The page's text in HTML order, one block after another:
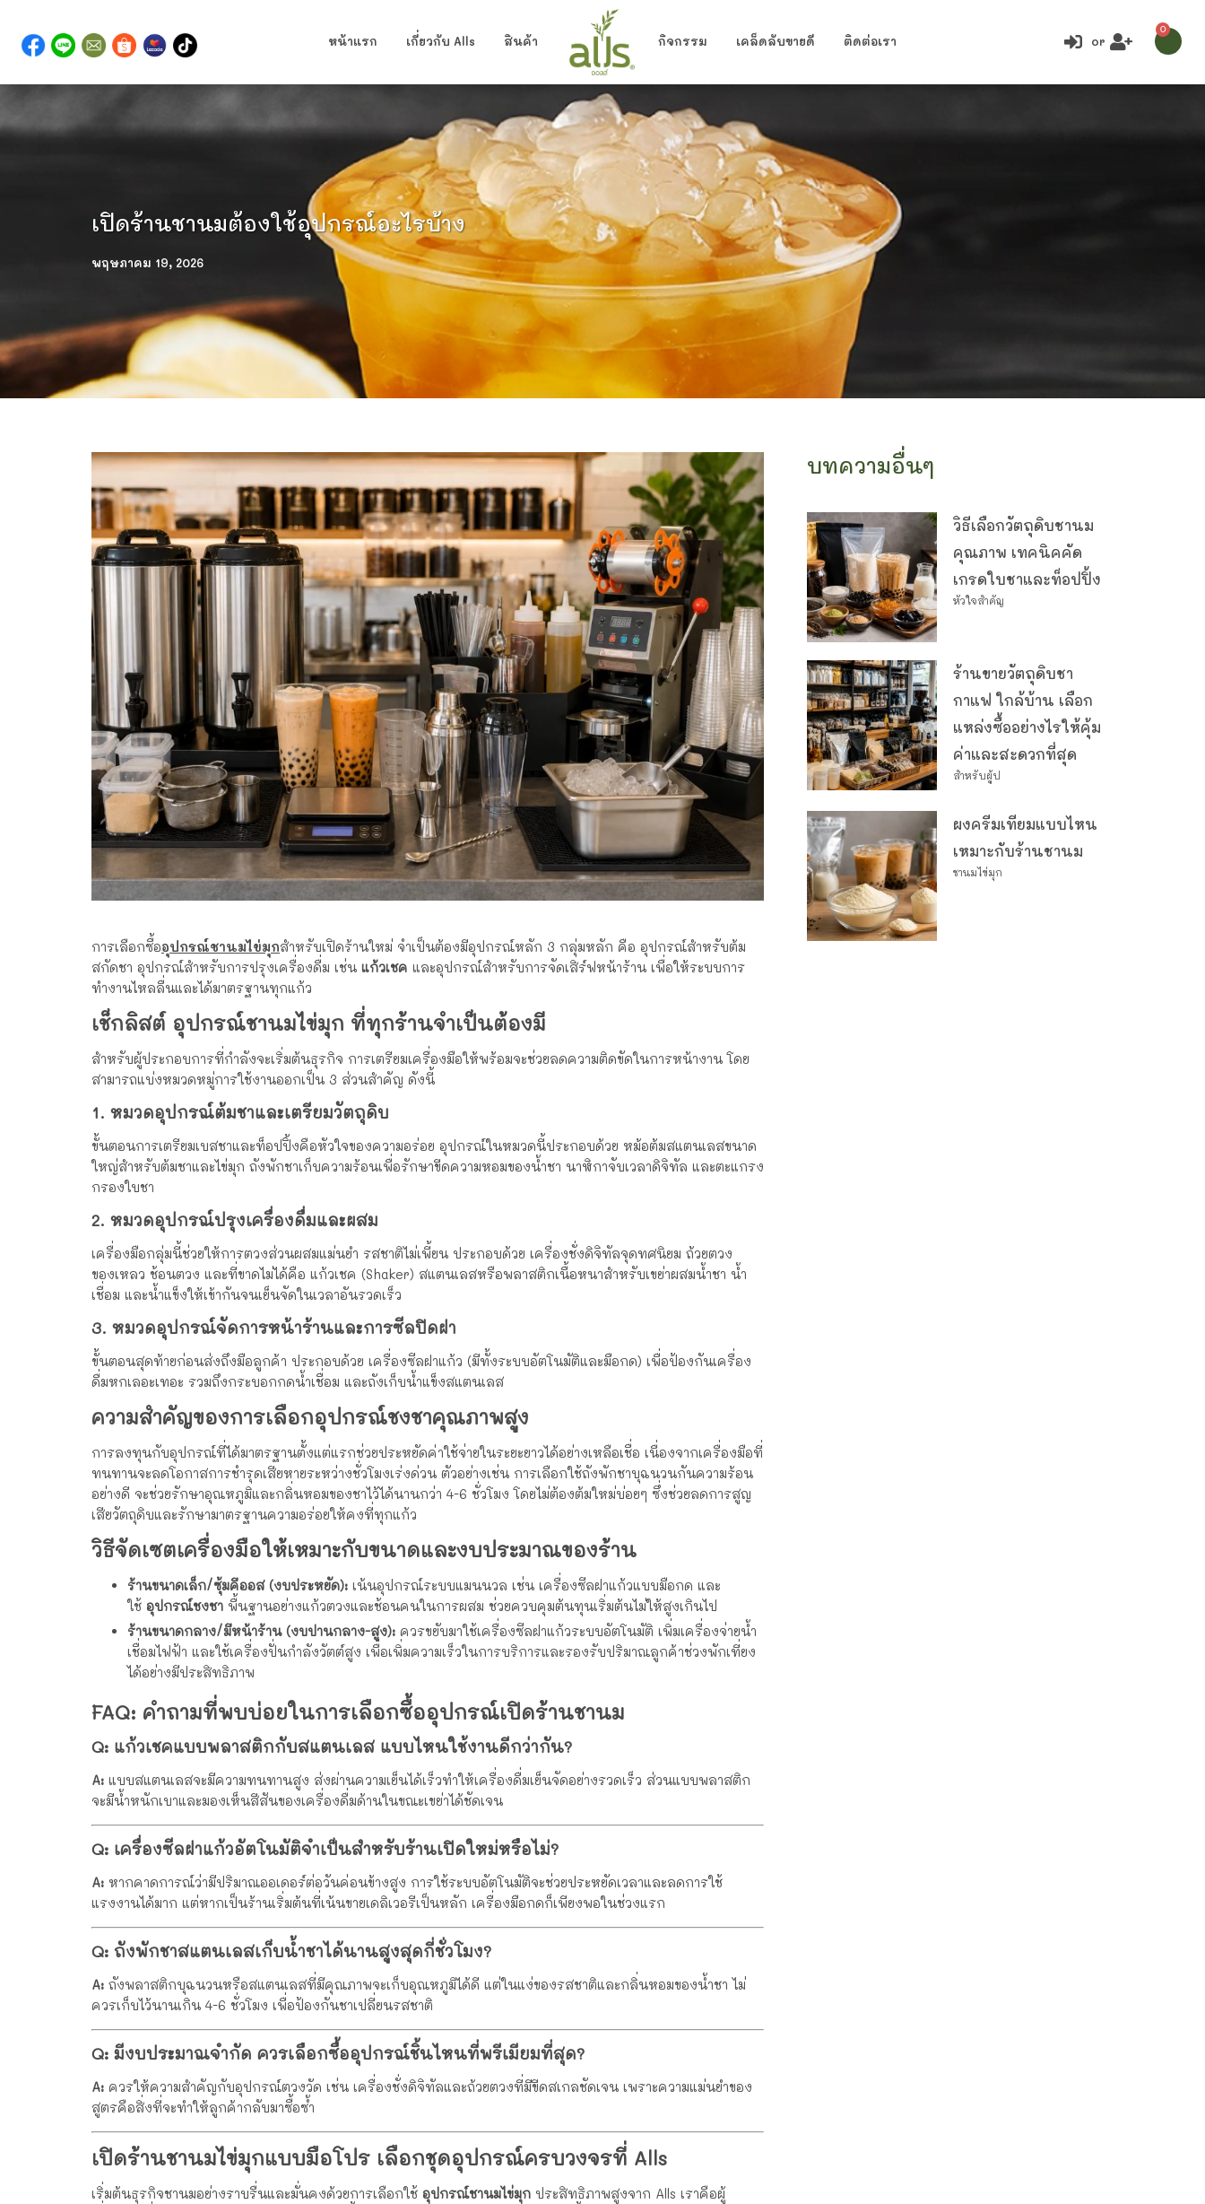
หน้าแรก เกี่ยวกับ Alls สินค้า กิจกรรม เคล็ดลับขายดี ติดต่อเรา or
0
เปิดร้านชานมต้องใช้อุปกรณ์อะไรบ้าง
พฤษภาคม 19, 2026
การเลือกซื้ออุปกรณ์ชานมไข่มุกสำหรับเปิดร้านใหม่ จำเป็นต้องมีอุปกรณ์หลัก 3 กลุ่มหลัก คือ อุปกรณ์สำหรับต้ม
สกัดชา อุปกรณ์สำหรับการปรุงเครื่องดื่ม เช่น แก้วเชค และอุปกรณ์สำหรับการจัดเสิร์ฟหน้าร้าน เพื่อให้ระบบการ
ทำงานไหลลื่นและได้มาตรฐานทุกแก้ว
เช็กลิสต์ อุปกรณ์ชานมไข่มุก ที่ทุกร้านจำเป็นต้องมี
สำหรับผู้ประกอบการที่กำลังจะเริ่มต้นธุรกิจ การเตรียมเครื่องมือให้พร้อมจะช่วยลดความติดขัดในการหน้างาน โดย
สามารถแบ่งหมวดหมู่การใช้งานออกเป็น 3 ส่วนสำคัญ ดังนี้
1. หมวดอุปกรณ์ต้มชาและเตรียมวัตถุดิบ
ขั้นตอนการเตรียมเบสชาและท็อปปิ้งคือหัวใจของความอร่อย อุปกรณ์ในหมวดนี้ประกอบด้วย หม้อต้มสแตนเลสขนาด
ใหญ่สำหรับต้มชาและไข่มุก ถังพักชาเก็บความร้อนเพื่อรักษาขีดความหอมของน้ำชา นาฬิกาจับเวลาดิจิทัล และตะแกรง
กรองใบชา
2. หมวดอุปกรณ์ปรุงเครื่องดื่มและผสม
เครื่องมือกลุ่มนี้ช่วยให้การตวงส่วนผสมแม่นยำ รสชาติไม่เพี้ยน ประกอบด้วย เครื่องชั่งดิจิทัลจุดทศนิยม ถ้วยตวง
ของเหลว ช้อนตวง และที่ขาดไม่ได้คือ แก้วเชค (Shaker) สแตนเลสหรือพลาสติกเนื้อหนาสำหรับเขย่าผสมน้ำชา น้ำ
เชื่อม และน้ำแข็งให้เข้ากันจนเย็นจัดในเวลาอันรวดเร็ว
3. หมวดอุปกรณ์จัดการหน้าร้านและการซีลปิดฝา
ขั้นตอนสุดท้ายก่อนส่งถึงมือลูกค้า ประกอบด้วย เครื่องซีลฝาแก้ว (มีทั้งระบบอัตโนมัติและมือกด) เพื่อป้องกันเครื่อง
ดื่มหกเลอะเทอะ รวมถึงกระบอกกดน้ำเชื่อม และถังเก็บน้ำแข็งสแตนเลส
ความสำคัญของการเลือกอุปกรณ์ชงชาคุณภาพสูง
การลงทุนกับอุปกรณ์ที่ได้มาตรฐานตั้งแต่แรกช่วยประหยัดค่าใช้จ่ายในระยะยาวได้อย่างเหลือเชื่อ เนื่องจากเครื่องมือที่
ทนทานจะลดโอกาสการชำรุดเสียหายระหว่างชั่วโมงเร่งด่วน ตัวอย่างเช่น การเลือกใช้ถังพักชาบุฉนวนกันความร้อน
อย่างดี จะช่วยรักษาอุณหภูมิและกลิ่นหอมของชาไว้ได้นานกว่า 4-6 ชั่วโมง โดยไม่ต้องต้มใหม่บ่อยๆ ซึ่งช่วยลดการสูญ
เสียวัตถุดิบและรักษามาตรฐานความอร่อยให้คงที่ทุกแก้ว
วิธีจัดเซตเครื่องมือให้เหมาะกับขนาดและงบประมาณของร้าน
ร้านขนาดเล็ก/ซุ้มคีออส (งบประหยัด): เน้นอุปกรณ์ระบบแมนนวล เช่น เครื่องซีลฝาแก้วแบบมือกด และ
ใช้ อุปกรณ์ชงชา พื้นฐานอย่างแก้วตวงและช้อนคนในการผสม ช่วยควบคุมต้นทุนเริ่มต้นไม่ให้สูงเกินไป
ร้านขนาดกลาง/มีหน้าร้าน (งบปานกลาง-สูง): ควรขยับมาใช้เครื่องซีลฝาแก้วระบบอัตโนมัติ เพิ่มเครื่องจ่ายน้ำ
เชื่อมไฟฟ้า และใช้เครื่องปั่นกำลังวัตต์สูง เพื่อเพิ่มความเร็วในการบริการและรองรับปริมาณลูกค้าช่วงพักเที่ยง
ได้อย่างมีประสิทธิภาพ
FAQ: คำถามที่พบบ่อยในการเลือกซื้ออุปกรณ์เปิดร้านชานม
Q: แก้วเชคแบบพลาสติกกับสแตนเลส แบบไหนใช้งานดีกว่ากัน?
A: แบบสแตนเลสจะมีความทนทานสูง ส่งผ่านความเย็นได้เร็วทำให้เครื่องดื่มเย็นจัดอย่างรวดเร็ว ส่วนแบบพลาสติก
จะมีน้ำหนักเบาและมองเห็นสีสันของเครื่องดื่มด้านในขณะเขย่าได้ชัดเจน
Q: เครื่องซีลฝาแก้วอัตโนมัติจำเป็นสำหรับร้านเปิดใหม่หรือไม่?
A: หากคาดการณ์ว่ามีปริมาณออเดอร์ต่อวันค่อนข้างสูง การใช้ระบบอัตโนมัติจะช่วยประหยัดเวลาและลดการใช้
แรงงานได้มาก แต่หากเป็นร้านเริ่มต้นที่เน้นขายเดลิเวอรีเป็นหลัก เครื่องมือกดก็เพียงพอในช่วงแรก
Q: ถังพักชาสแตนเลสเก็บน้ำชาได้นานสูงสุดกี่ชั่วโมง?
A: ถังพลาสติกบุฉนวนหรือสแตนเลสที่มีคุณภาพจะเก็บอุณหภูมิได้ดี แต่ในแง่ของรสชาติและกลิ่นหอมของน้ำชา ไม่
ควรเก็บไว้นานเกิน 4-6 ชั่วโมง เพื่อป้องกันชาเปลี่ยนรสชาติ
Q: มีงบประมาณจำกัด ควรเลือกซื้ออุปกรณ์ชิ้นไหนที่พรีเมียมที่สุด?
A: ควรให้ความสำคัญกับอุปกรณ์ตวงวัด เช่น เครื่องชั่งดิจิทัลและถ้วยตวงที่มีขีดสเกลชัดเจน เพราะความแม่นยำของ
สูตรคือสิ่งที่จะทำให้ลูกค้ากลับมาซื้อซ้ำ
เปิดร้านชานมไข่มุกแบบมือโปร เลือกชุดอุปกรณ์ครบวงจรที่ Alls
เริ่มต้นธุรกิจชานมอย่างราบรื่นและมั่นคงด้วยการเลือกใช้ อุปกรณ์ชานมไข่มุก ประสิทธิภาพสูงจาก Alls เราคือผู้
บทความอื่นๆ
วิธีเลือกวัตถุดิบชานม
คุณภาพ เทคนิคคัด
เกรดใบชาและท็อปปิ้ง
หัวใจสำคัญ
ร้านขายวัตถุดิบชา
กาแฟ ใกล้บ้าน เลือก
แหล่งซื้ออย่างไรให้คุ้ม
ค่าและสะดวกที่สุด
สำหรับผู้ป
ผงครีมเทียมแบบไหน
เหมาะกับร้านชานม
ชานมไข่มุก